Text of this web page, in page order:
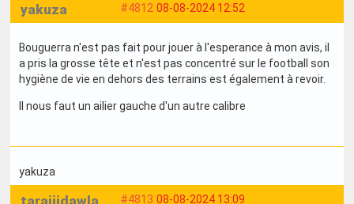
#4812 08-08-2024 12:52
yakuza
Bouguerra n'est pas fait pour jouer à l'esperance à mon avis, il
a pris la grosse tête et n'est pas concentré sur le football son
hygiène de vie en dehors des terrains est également à revoir.
Il nous faut un ailier gauche d'un autre calibre
yakuza
#4813 08-08-2024 13:09
tarajjidawla